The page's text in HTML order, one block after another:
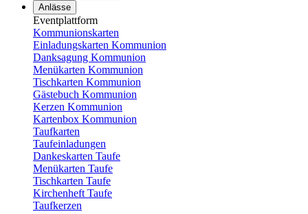
Anlässe
Eventplattform
Kommunionskarten
Einladungskarten Kommunion
Danksagung Kommunion
Menükarten Kommunion
Tischkarten Kommunion
Gästebuch Kommunion
Kerzen Kommunion
Kartenbox Kommunion
Taufkarten
Taufeinladungen
Dankeskarten Taufe
Menükarten Taufe
Tischkarten Taufe
Kirchenheft Taufe
Taufkerzen